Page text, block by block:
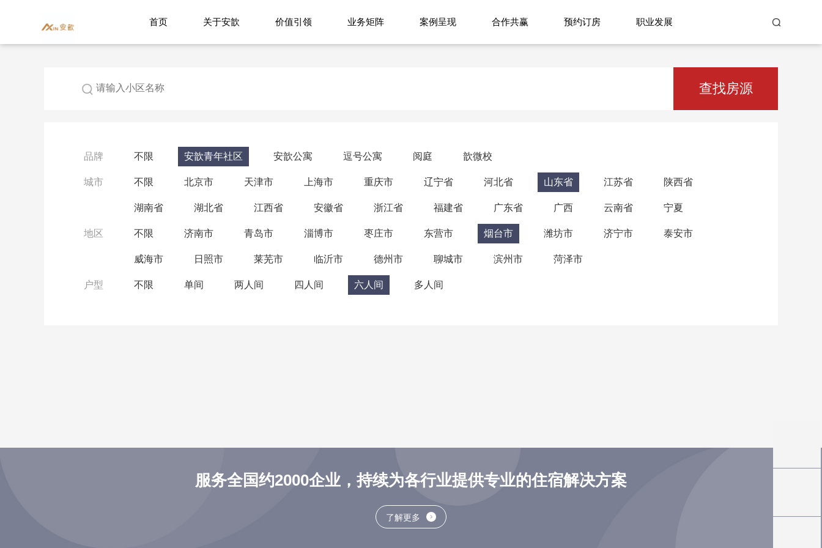
首页 关于安歆 价值引领 业务矩阵 案例呈现 合作共赢 预约订房 职业发展
查找房源
品牌 不限 安歆青年社区 安歆公寓 逗号公寓 阅庭 歆微校
城市 不限 北京市 天津市 上海市 重庆市 辽宁省 河北省 山东省 江苏省 陕西省
湖南省 湖北省 江西省 安徽省 浙江省 福建省 广东省 广西 云南省 宁夏
地区 不限 济南市 青岛市 淄博市 枣庄市 东营市 烟台市 潍坊市 济宁市 泰安市
威海市 日照市 莱芜市 临沂市 德州市 聊城市 滨州市 菏泽市
户型 不限 单间 两人间 四人间 六人间 多人间
服务全国约2000企业，持续为各行业提供专业的住宿解决方案
了解更多